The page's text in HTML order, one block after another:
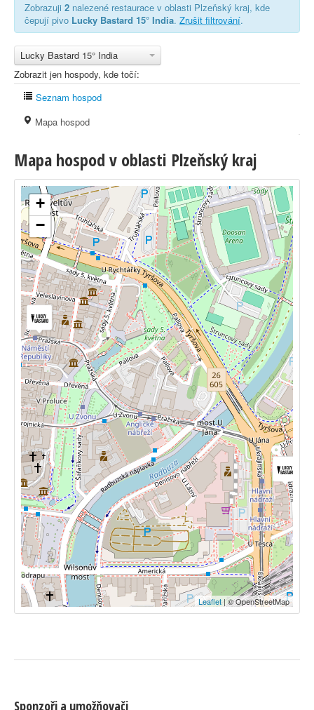
Zobrazuji 2 nalezené restaurace v oblasti Plzeňský kraj, kde
čepují pivo Lucky Bastard 15° India. Zrušit filtrování.
Lucky Bastard 15° India
Zobrazit jen hospody, kde točí:
Seznam hospod
Mapa hospod
Mapa hospod v oblasti Plzeňský kraj
+
−
Leaflet| © OpenStreetMap
Sponzoři a umožňovači